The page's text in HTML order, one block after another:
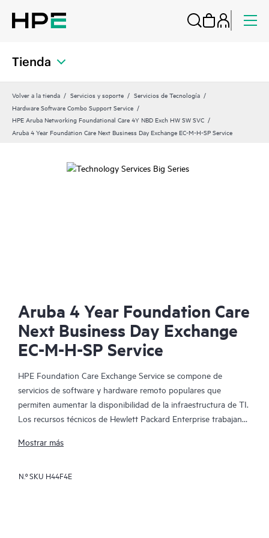
Tienda
Volver a la tienda Servicios y soporte
Servicios de Tecnología
Hardware Software Combo Support Service
HPE Aruba Networking Foundational Care 4Y NBD Exch HW SW SVC
Aruba 4 Year Foundation Care Next Business Day Exchange EC-M-H-SP Service
Aruba 4 Year Foundation Care
Next Business Day Exchange
EC-M-H-SP Service
HPE Foundation Care Exchange Service se compone de
servicios de software y hardware remoto populares que
permiten aumentar la disponibilidad de la infraestructura de TI.
Los recursos técnicos de Hewlett Packard Enterprise trabajan
software de tus productos de HPE.
La sustitución de hardware ofrece un servicio de intercambio
Mostrar más
N.º SKU H44F4E